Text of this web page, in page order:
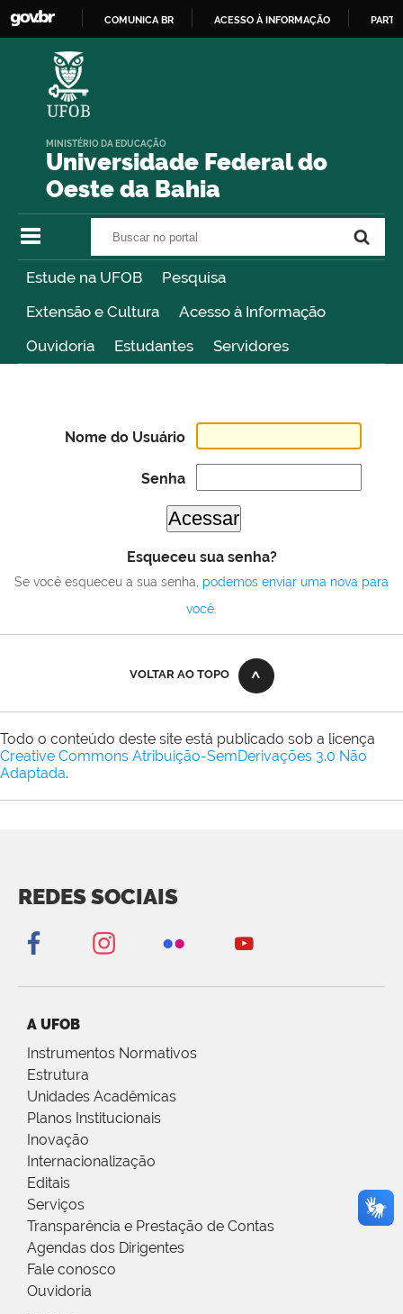
COMUNICA BR ACESSO À INFORMAÇÃO
Universidade Federal do
Oeste da Bahia
MINISTÉRIO DA EDUCAÇÃO
Estude na UFOB
Pesquisa
Extensão e Cultura
Acesso à Informação
Ouvidoria
Estudantes Servidores
Nome do Usuário
Senha
Esqueceu sua senha?
Se você esqueceu a sua senha, podemos enviar uma nova para
você
VOLTAR AO TOPO
Todo o conteúdo deste site está publicado sob a licença
Creative Commons Atribuição-SemDerivações 3.0 Não
Adaptada.
REDES SOCIAIS
A UFOB
Instrumentos Normativos
Estrutura
Unidades Acadêmicas
Planos Institucionais
Inovação
Internacionalização
Editais
Serviços
Transparência e Prestação de Contas
Agendas dos Dirigentes
Fale conosco
Ouvidoria